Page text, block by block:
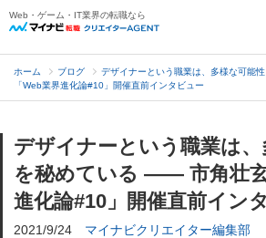
Web・ゲーム・IT業界の転職なら
ホーム ブログ
デザイナーという職業は、多様な可能
「Web業界進化論#10」開催直前インタビュー
デザイナーという職業は
を秘めている ―― 市角壮
進化論#10」開催直前イン
2021/9/24 マイナビクリエイター編集部